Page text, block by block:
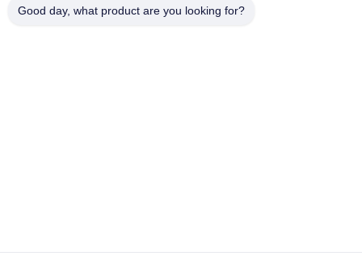
Good day, what product are you looking for?